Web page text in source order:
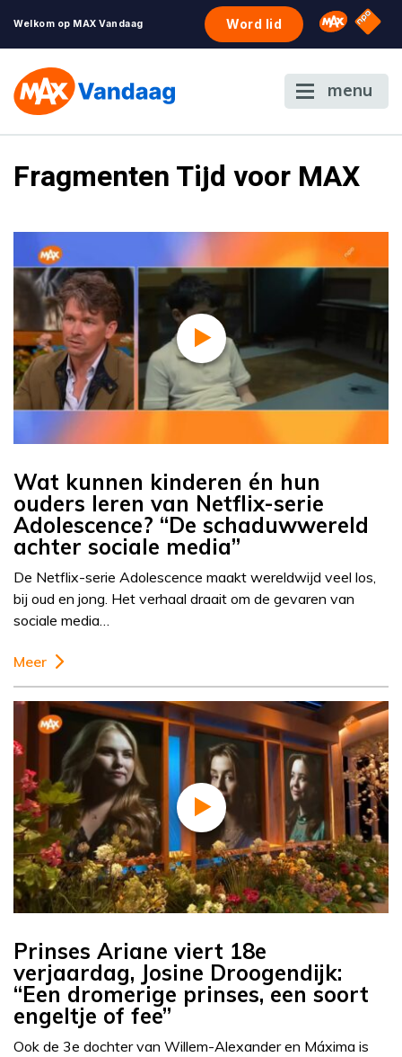
Welkom op MAX Vandaag Word lid Omroep
NPO
menu
Fragmenten Tijd voor MAX
Wat kunnen kinderen én hun
ouders leren van Netflix-serie
Adolescence? “De schaduwwereld
achter sociale media”
De Netflix-serie Adolescence maakt wereldwijd veel los,
bij oud en jong. Het verhaal draait om de gevaren van
sociale media…
Meer
Prinses Ariane viert 18e
verjaardag, Josine Droogendijk:
“Een dromerige prinses, een soort
engeltje of fee”
Ook de 3e dochter van Willem-Alexander en Máxima is